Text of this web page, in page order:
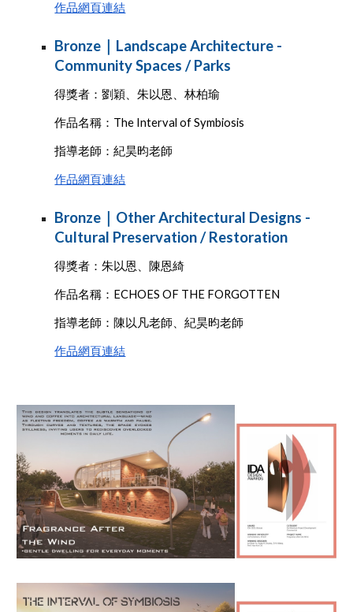
作品網頁連結
Bronze｜Landscape Architecture -
Community Spaces / Parks
得獎者：劉穎、朱以恩、林柏瑜
作品名稱：The Interval of Symbiosis
指導老師：紀昊昀老師
作品網頁連結
Bronze｜Other Architectural Designs -
Cultural Preservation / Restoration
得獎者：朱以恩、陳恩綺
作品名稱：ECHOES OF THE FORGOTTEN
指導老師：陳以凡老師、紀昊昀老師
作品網頁連結